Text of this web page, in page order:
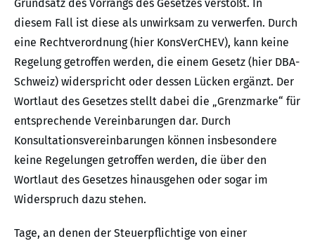
Grundsatz des Vorrangs des Gesetzes verstößt. In
diesem Fall ist diese als unwirksam zu verwerfen. Durch
eine Rechtverordnung (hier KonsVerCHEV), kann keine
Regelung getroffen werden, die einem Gesetz (hier DBA-
Schweiz) widerspricht oder dessen Lücken ergänzt. Der
Wortlaut des Gesetzes stellt dabei die „Grenzmarke“ für
entsprechende Vereinbarungen dar. Durch
Konsultationsvereinbarungen können insbesondere
keine Regelungen getroffen werden, die über den
Wortlaut des Gesetzes hinausgehen oder sogar im
Widerspruch dazu stehen.
Tage, an denen der Steuerpflichtige von einer